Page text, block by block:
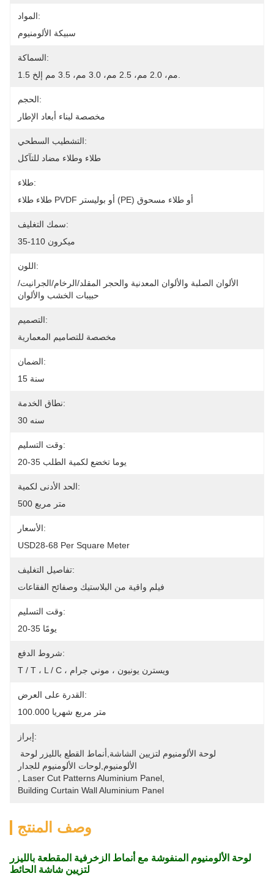
المواد:
سبيكة الألومنيوم
السماكة:
الحجم:
مخصصة لبناء أبعاد الإطار
التشطيب السطحي:
طلاء وطلاء مضاد للتآكل
طلاء:
طلاء طلاء PVDF أو بوليستر (PE) أو طلاء مسحوق
سمك التغليف:
35-110 ميكرون
اللون:
الألوان الصلبة والألوان المعدنية والحجر المقلد/الرخام/الجرانيت/
حبيبات الخشب والألوان
التصميم:
مخصصة للتصاميم المعمارية
الضمان:
15 سنة
نطاق الخدمة:
30 سنه
وقت التسليم:
20-35 يوما تخضع لكمية الطلب
الحد الأدنى لكمية:
500 متر مربع
الأسعار:
USD28-68 Per Square Meter
تفاصيل التغليف:
فيلم واقية من البلاستيك وصفائح الفقاعات
وقت التسليم:
20-35 يومًا
شروط الدفع:
T / T ، L / C ، ويسترن يونيون ، موني جرام
القدرة على العرض:
100.000 متر مربع شهريا
إبراز:
الألومنيوم,لوحات الألومنيوم للجدار
Laser Cut Patterns Aluminium Panel
Building Curtain Wall Aluminium Panel
وصف المنتج
لوحة الألومنيوم المنفوشة مع أنماط الزخرفية المقطعة بالليزر
لتزيين شاشة الحائط